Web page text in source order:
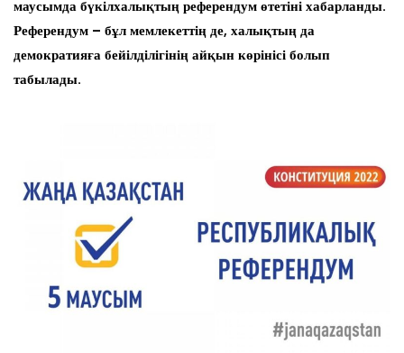
маусымда бүкілхалықтың референдум өтетіні хабарланды.
Референдум – бұл мемлекеттің де, халықтың да
демократияға бейілділігінің айқын көрінісі болып
табылады.